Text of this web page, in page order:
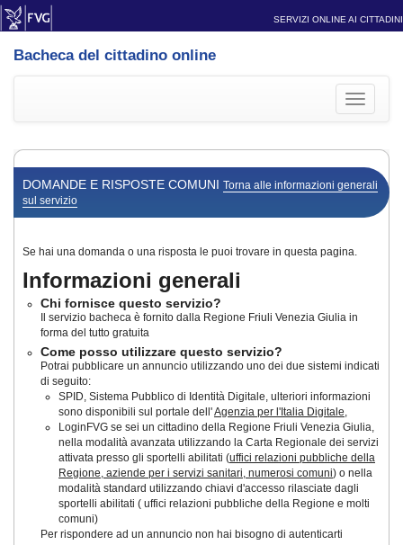
SERVIZI ONLINE AI CITTADINI
Bacheca del cittadino online
Toggle
DOMANDE E RISPOSTE COMUNI Torna alle informazioni generali
sul servizio
Se hai una domanda o una risposta le puoi trovare in questa pagina.
Informazioni generali
Chi fornisce questo servizio?
Il servizio bacheca è fornito dalla Regione Friuli Venezia Giulia in
forma del tutto gratuita
Come posso utilizzare questo servizio?
Potrai pubblicare un annuncio utilizzando uno dei due sistemi indicati
di seguito:
SPID, Sistema Pubblico di Identità Digitale, ulteriori informazioni
sono disponibili sul portale dell'Agenzia per l'Italia Digitale,
LoginFVG se sei un cittadino della Regione Friuli Venezia Giulia,
nella modalità avanzata utilizzando la Carta Regionale dei servizi
attivata presso gli sportelli abilitati (uffici relazioni pubbliche della
Regione, aziende per i servizi sanitari, numerosi comuni) o nella
modalità standard utilizzando chiavi d'accesso rilasciate dagli
sportelli abilitati ( uffici relazioni pubbliche della Regione e molti
comuni)
Per rispondere ad un annuncio non hai bisogno di autenticarti